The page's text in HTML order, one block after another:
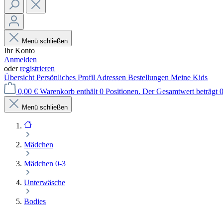
Menü schließen
Ihr Konto
Anmelden
oderregistrieren
Übersicht Persönliches Profil Adressen Bestellungen Meine Kids
0,00 € Warenkorb enthält 0 Positionen. Der Gesamtwert beträgt
Menü schließen
Mädchen
Mädchen 0-3
Unterwäsche
Bodies